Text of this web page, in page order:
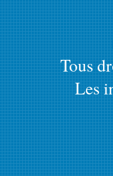
Tous
Les